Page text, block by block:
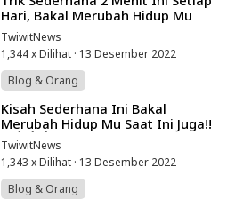
Hari, Bakal Merubah Hidup Mu
Selamanya!!
TwiwitNews
1,344 x Dilihat · 13 Desember 2022
Blog & Orang
⁣Kisah Sederhana Ini Bakal
Merubah Hidup Mu Saat Ini Juga!!
🙂👍👍👍
TwiwitNews
1,343 x Dilihat · 13 Desember 2022
Blog & Orang